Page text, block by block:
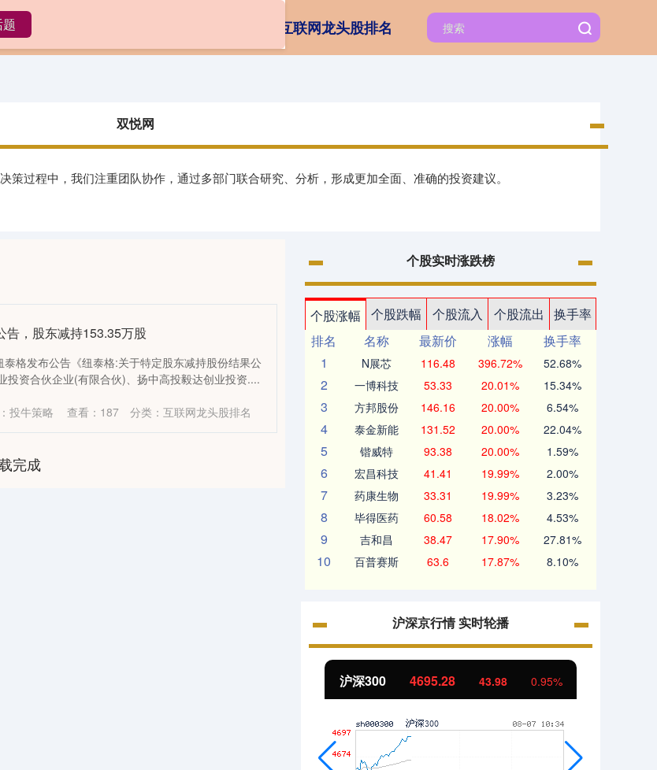
互联网龙头股排名
双悦网
过程中，我们注重团队协作，通过多部门联合研究、分析，形成更加全面、准确的投资建议。
告，股东减持153.35万股
格发布公告《纽泰格:关于特定股东减持股份结果公
投资合伙企业(有限合伙)、扬中高投毅达创业投资....
投牛策略 查看： 187 分类： 互联网龙头股排名
完成
个股实时涨跌榜
个股涨幅 个股跌幅 个股流入 个股流出
换手率
排名
名称 最新价 涨幅
换手率
1
N展芯 116.48 396.72% 52.68%
2 一博科技 53.33 20.01% 15.34%
3 方邦股份 146.16 20.00% 6.54%
4 泰金新能 131.52 20.00% 22.04%
5 锴威特 93.38 20.00% 1.59%
6 宏昌科技 41.41 19.99% 2.00%
7 药康生物 33.31 19.99% 3.23%
8 毕得医药 60.58 18.02% 4.53%
9 吉和昌 38.47 17.90% 27.81%
10 百普赛斯 63.6 17.87% 8.10%
沪深京行情 实时轮播
北证50 1122.29 -0.58 -0.05%